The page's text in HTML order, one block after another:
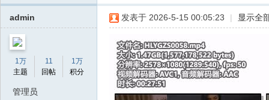
admin
1万
主题
11
回帖
1万
积分
管理员
发表于 2026-5-15 00:05:23 显示全